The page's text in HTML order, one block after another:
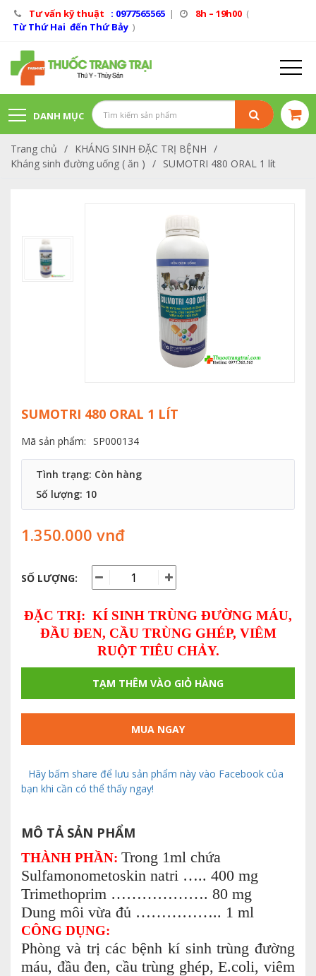
Tư vấn kỹ thuật : 0977565565 | 8h – 19h00 (
Từ Thứ Hai đến Thứ Bảy )
DANH MỤC
SẢN PHẨM
Trang chủ / KHÁNG SINH ĐẶC TRỊ BỆNH /
Kháng sinh đường uống ( ăn ) / SUMOTRI 480 ORAL 1 lít
SUMOTRI 480 ORAL 1 LÍT
Mã sản phẩm: SP000134
Tình trạng: Còn hàng
Số lượng: 10
1.350.000 vnđ
SỐ LƯỢNG:
ĐẶC TRỊ: KÍ SINH TRÙNG ĐƯỜNG MÁU,
ĐẦU ĐEN, CẦU TRÙNG GHÉP, VIÊM
RUỘT TIÊU CHẢY.
TẠM THÊM VÀO GIỎ HÀNG
MUA NGAY
Hãy bấm share để lưu sản phẩm này vào Facebook của
bạn khi cần có thể thấy ngay!
MÔ TẢ SẢN PHẨM
THÀNH PHẦN: Trong 1ml chứa
Sulfamonometoskin natri ….. 400 mg
Trimethoprim ………………. 80 mg
Dung môi vừa đủ …………….. 1 ml
CÔNG DỤNG:
Phòng và trị các bệnh kí sinh trùng đường
máu, đầu đen, cầu trùng ghép, E.coli, viêm